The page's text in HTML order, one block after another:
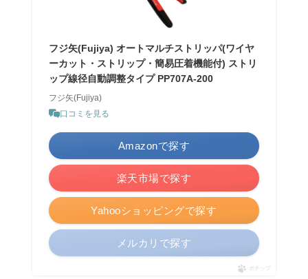
フジ矢(Fujiya) オートマルチストリッパ(ワイヤ
ーカット・ストリップ・簡易圧着機能付) ストリ
ップ線径自動調整タイプ PP707A-200
フジ矢(Fujiya)
口コミを見る
Amazonで探す
楽天市場で探す
Yahooショッピングで探す
メルカリで探す
ポチップ